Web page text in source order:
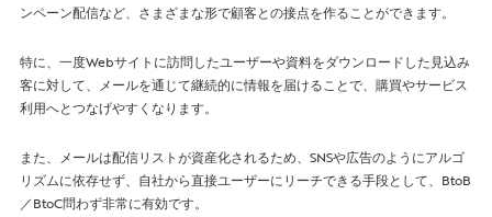
ンペーン配信など、さまざまな形で顧客との接点を作ることができます。
特に、一度Webサイトに訪問したユーザーや資料をダウンロードした見込み
客に対して、メールを通じて継続的に情報を届けることで、購買やサービス
利用へとつなげやすくなります。
また、メールは配信リストが資産化されるため、SNSや広告のようにアルゴ
リズムに依存せず、自社から直接ユーザーにリーチできる手段として、BtoB
／BtoC問わず非常に有効です。